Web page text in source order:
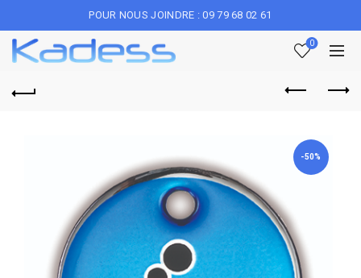
POUR NOUS JOINDRE : 09 79 68 02 61
0
-50%